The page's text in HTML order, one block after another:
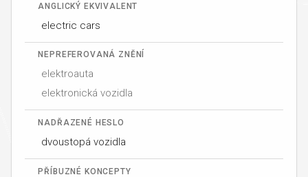
ANGLICKÝ EKVIVALENT
electric cars
NEPREFEROVANÁ ZNĚNÍ
elektroauta
elektronická vozidla
NADŘAZENÉ HESLO
dvoustopá vozidla
PŘÍBUZNÉ KONCEPTY